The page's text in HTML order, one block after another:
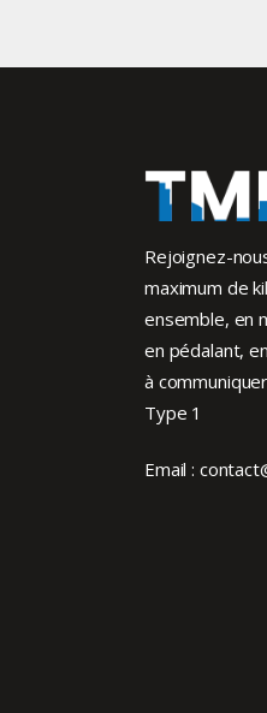
Rejoignez-
maximum de
ensemble, en
en pédalant,
à
Type 1
Email :